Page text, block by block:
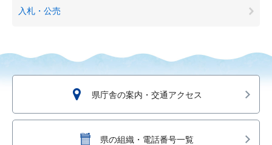
入札・公売
県庁舎の案内・交通アクセス
県の組織・電話番号一覧